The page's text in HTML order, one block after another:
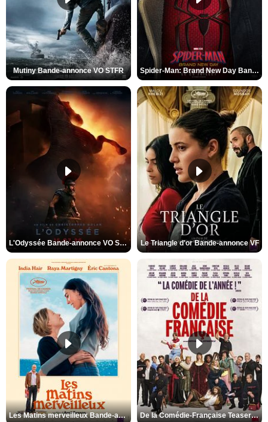
Mutiny Bande-annonce VO STFR Spider-Man: Brand New Day Bande-annonce VO STFR
L'Odyssée Bande-annonce VO STFR Le Triangle d'or Bande-annonce VF
Les Matins merveilleux Bande-annonce VF De la Comédie-Française Teaser VF